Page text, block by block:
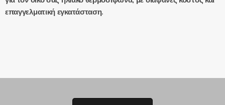
επαγγελματική εγκατάσταση.